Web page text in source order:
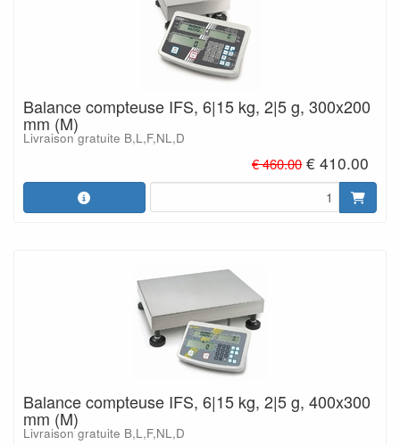
Balance compteuse IFS, 6|15 kg, 2|5 g, 300x200
mm (M)
Livraison gratuite B,L,F,NL,D
€ 460.00 € 410.00
Balance compteuse IFS, 6|15 kg, 2|5 g, 400x300
mm (M)
Livraison gratuite B,L,F,NL,D